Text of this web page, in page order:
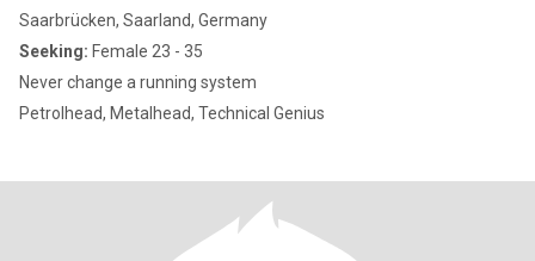
Saarbrücken, Saarland, Germany
Seeking: Female 23 - 35
Never change a running system
Petrolhead, Metalhead, Technical Genius